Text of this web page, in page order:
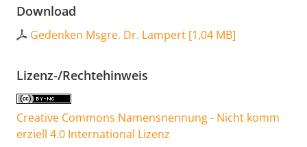
Download
Gedenken Msgre. Dr. Lampert [1,04 MB]
Lizenz-/Rechtehinweis
Creative Commons Namensnennung - Nicht komm
erziell 4.0 International Lizenz